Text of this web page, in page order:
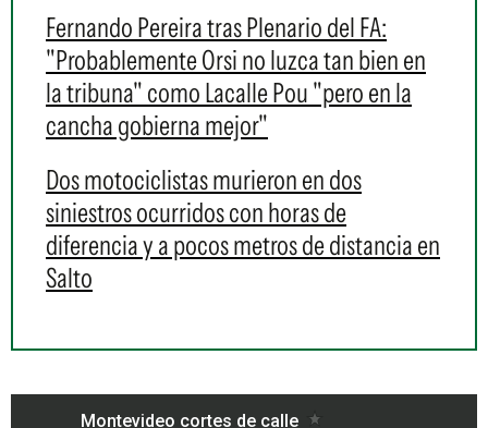
Fernando Pereira tras Plenario del FA:
"Probablemente Orsi no luzca tan bien en
la tribuna" como Lacalle Pou "pero en la
cancha gobierna mejor"
Dos motociclistas murieron en dos
siniestros ocurridos con horas de
diferencia y a pocos metros de distancia en
Salto